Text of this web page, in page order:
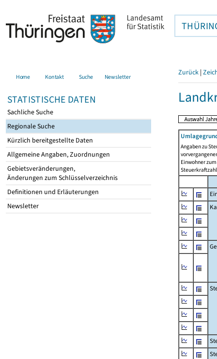
Home Kontakt Suche Newsletter
STATISTISCHE DATEN
Sachliche Suche
Regionale Suche
Kürzlich bereitgestellte Daten
Allgemeine Angaben, Zuordnungen
Gebietsveränderungen,
Änderungen zum Schlüsselverzeichnis
Definitionen und Erläuterungen
Newsletter
Zurück |
Angaben zu
Einwohner